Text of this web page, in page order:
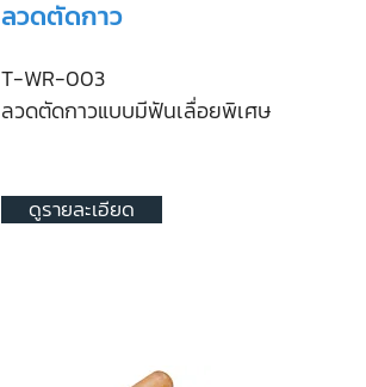
ลวดตัดกาว
T-WR-003
ลวดตัดกาวแบบมีฟันเลื่อยพิเศษ
ดูรายละเอียด